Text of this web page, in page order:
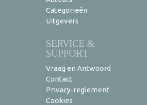
Categorieën
Uitgevers
SERVICE &
SUPPORT
Vraag en Antwoord
Contact
Privacy-reglement
Cookies